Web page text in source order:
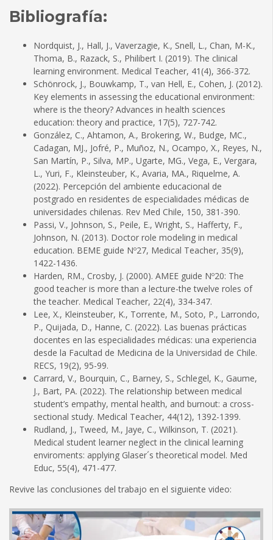
Bibliografía:
Nordquist, J., Hall, J., Vaverzagie, K., Snell, L., Chan, M-K.,
Thoma, B., Razack, S., Philibert I. (2019). The clinical
learning environment. Medical Teacher, 41(4), 366-372.
Schönrock, J., Bouwkamp, T., van Hell, E., Cohen, J. (2012).
Key elements in assessing the educational environment:
where is the theory? Advances in health sciences
education: theory and practice, 17(5), 727-742.
González, C., Ahtamon, A., Brokering, W., Budge, MC.,
Cadagan, MJ., Jofré, P., Muñoz, N., Ocampo, X., Reyes, N.,
San Martín, P., Silva, MP., Ugarte, MG., Vega, E., Vergara,
L., Yuri, F., Kleinsteuber, K., Avaria, MA., Riquelme, A.
(2022). Percepción del ambiente educacional de
postgrado en residentes de especialidades médicas de
universidades chilenas. Rev Med Chile, 150, 381-390.
Passi, V., Johnson, S., Peile, E., Wright, S., Hafferty, F.,
Johnson, N. (2013). Doctor role modeling in medical
education. BEME guide Nº27, Medical Teacher, 35(9),
1422-1436.
Harden, RM., Crosby, J. (2000). AMEE guide Nº20: The
good teacher is more than a lecture-the twelve roles of
the teacher. Medical Teacher, 22(4), 334-347.
Lee, X., Kleinsteuber, K., Torrente, M., Soto, P., Larrondo,
P., Quijada, D., Hanne, C. (2022). Las buenas prácticas
docentes en las especialidades médicas: una experiencia
desde la Facultad de Medicina de la Universidad de Chile.
RECS, 19(2), 95-99.
Carrard, V., Bourquin, C., Barney, S., Schlegel, K., Gaume,
J., Bart, PA. (2022). The relationship between medical
student’s empathy, mental health, and burnout: a cross-
sectional study. Medical Teacher, 44(12), 1392-1399.
Rudland, J., Tweed, M., Jaye, C., Wilkinson, T. (2021).
Medical student learner neglect in the clinical learning
enviroments: applying Glaser´s theoretical model. Med
Educ, 55(4), 471-477.
Revive las conclusiones del trabajo en el siguiente video: